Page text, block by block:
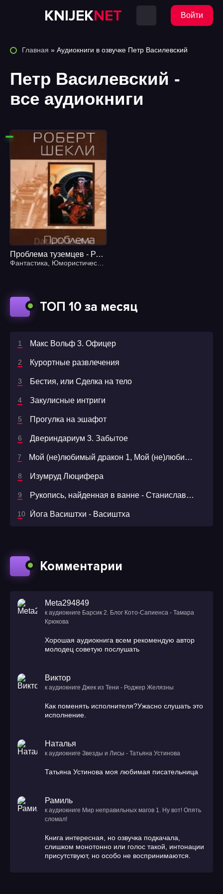
KNIJEKNET Войти
ТОП 10 за месяц
Макс Вольф 3. Офицер
Курортные развлечения
Бестия, или Сделка на тело
Закулисные интриги
Прогулка на эшафот
Двериндариум 3. Забытое
Мой (не)любимый дракон 1, Мой (не)любимый дракон
Изумруд Люцифера
Рукопись, найденная в ванне - Станислав Лем
Йога Васиштхи - Васиштха
Комментарии
Meta294849
к аудиокниге Барсик 2. Блог Кото-Сапиенса - Тамара
Крюкова
Хорошая аудиокнига всем рекомендую автор
молодец советую послушать
Виктор
к аудиокниге Джек из Тени - Роджер Желязны
Как поменять исполнителя?Ужасно слушать это
исполнение.
Наталья
к аудиокниге Звезды и Лисы - Татьяна Устинова
Татьяна Устинова моя любимая писательница
Рамиль
к аудиокниге Мир неправильных магов 1. Ну вот! Опять
сломал!
Книга интересная, но озвучка подкачала,
слишком монотонно или голос такой, интонации
присутствуют, но особо не воспринимаются.
Главная » Аудиокниги в озвучке Петр Василевский
Петр Василевский -
все аудиокниги
Проблема туземцев - Роберт Шекли
Фантастика Юмористическая литература